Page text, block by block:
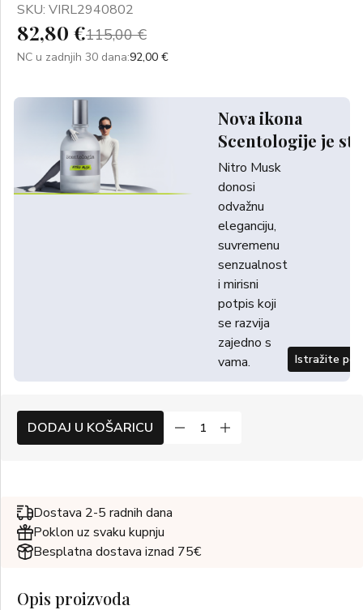
SKU: VIRL2940802
82,80 €115,00 €
NC u zadnjih 30 dana:92,00 €
Nova ikona
Scentologije je
Nitro Musk
donosi
odvažnu
eleganciju,
suvremenu
senzualnost
i mirisni
potpis koji
se razvija
zajedno s
vama.
Istražite
DODAJ U KOŠARICU
Dostava 2-5 radnih dana
Poklon uz svaku kupnju
Besplatna dostava iznad 75€
Opis proizvoda